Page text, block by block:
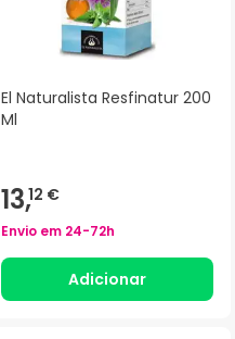
El Naturalista Resfinatur 200
Ml
13,12 €
Envio em 24-72h
Adicionar